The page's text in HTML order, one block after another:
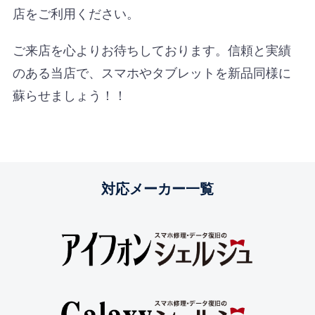
店をご利用ください。
ご来店を心よりお待ちしております。信頼と実績
のある当店で、スマホやタブレットを新品同様に
蘇らせましょう！！
対応メーカー一覧